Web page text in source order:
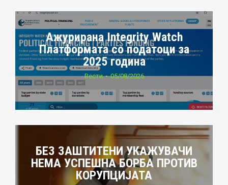
Ажурирана Integrity Watch
Платформата со податоци за
2025 година
Вести 05/08/2026
БЕЗ ЗАШТИТЕНИ УКАЖУВАЧИ
НЕМА УСПЕШНА БОРБА ПРОТИВ
КОРУПЦИЈАТА